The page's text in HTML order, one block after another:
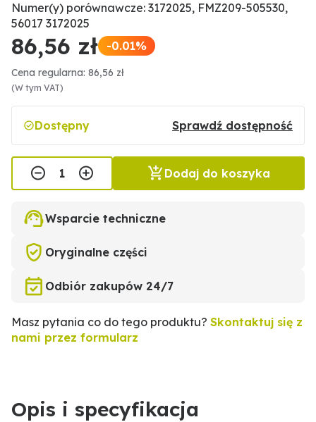
Numer(y) porównawcze: 3172025, FMZ209-505530,
56017 3172025
86,56 zł -0.01%
Cena regularna: 86,56 zł
(W tym VAT)
Dostępny Sprawdź dostępność
Dodaj do koszyka
Wsparcie techniczne
Oryginalne części
Odbiór zakupów 24/7
Masz pytania co do tego produktu? Skontaktuj się z
nami przez formularz
Opis i specyfikacja